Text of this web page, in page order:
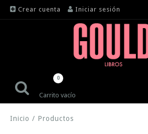
Crear cuenta Iniciar sesión
Carrito vacío
0
Inicio / Productos